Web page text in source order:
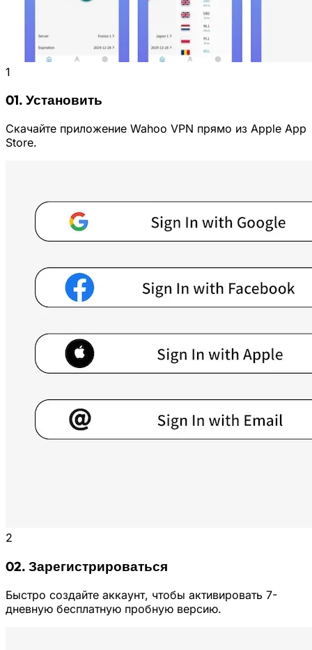
1
01. Установить
Скачайте приложение Wahoo VPN прямо из Apple App
Store.
2
02. Зарегистрироваться
Быстро создайте аккаунт, чтобы активировать 7-
дневную бесплатную пробную версию.